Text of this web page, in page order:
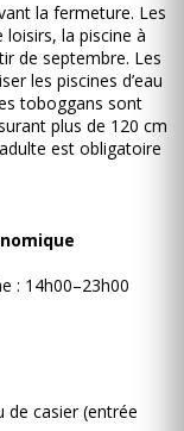
la fermeture. Les
la piscine à
de septembre. Les
les piscines d’eau
toboggans sont
plus de 120 cm
est obligatoire
: 14h00–23h00
de casier (entrée